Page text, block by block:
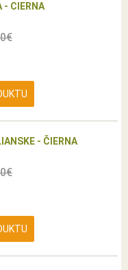
- CIERNA
- ČIERNA